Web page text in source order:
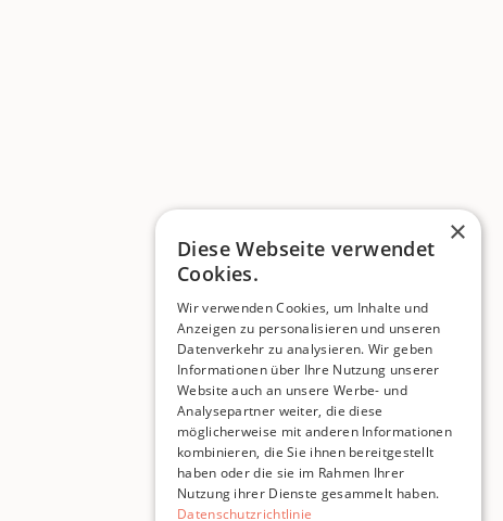
×
Diese Webseite verwendet
Cookies.
Wir verwenden Cookies, um Inhalte und
Anzeigen zu personalisieren und unseren
Datenverkehr zu analysieren. Wir geben
Informationen über Ihre Nutzung unserer
Website auch an unsere Werbe- und
Analysepartner weiter, die diese
möglicherweise mit anderen Informationen
kombinieren, die Sie ihnen bereitgestellt
haben oder die sie im Rahmen Ihrer
Nutzung ihrer Dienste gesammelt haben.
Datenschutzrichtlinie